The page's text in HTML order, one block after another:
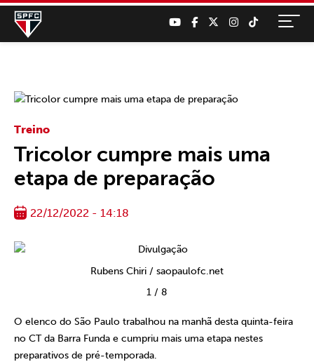
Treino
Tricolor cumpre mais uma
etapa de preparação
22/12/2022 - 14:18
Rubens Chiri / saopaulofc.net
1 / 8
O elenco do São Paulo trabalhou na manhã desta quinta-feira
no CT da Barra Funda e cumpriu mais uma etapa nestes
preparativos de pré-temporada.